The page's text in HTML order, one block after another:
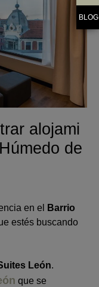
alojami
úmedo de
en el
Barrio
estés buscando
León.
que se
BLOG